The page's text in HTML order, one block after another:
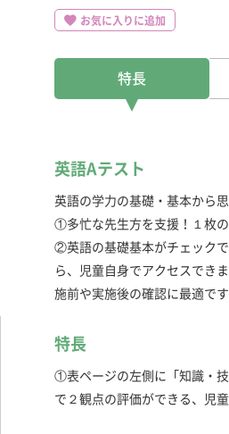
お気に入りに追加
特長
英語Aテスト
英語の学力の基礎・基本から
①多忙な先生方を支援！１枚
②英語の基礎基本がチェック
ら、児童自身でアクセスでき
施前や実施後の確認に最適です
特長
①表ページの左側に「知識・
で２観点の評価ができる、児